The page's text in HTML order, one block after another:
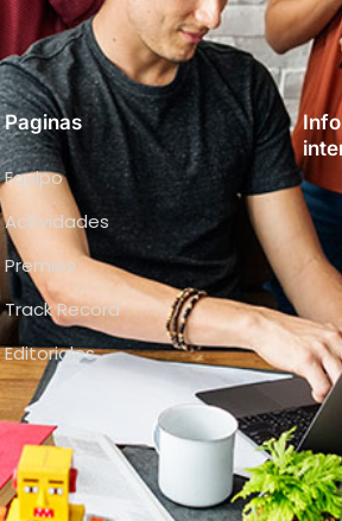
Paginas
Equipo
Actividades
Premios
Track Record
Editoriales